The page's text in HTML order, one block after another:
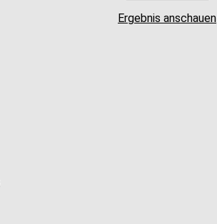
Ergebnis anschauen